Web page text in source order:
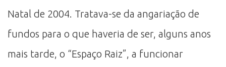
Natal de 2004. Tratava-se da angariação de
fundos para o que haveria de ser, alguns anos
mais tarde, o “Espaço Raiz”, a funcionar